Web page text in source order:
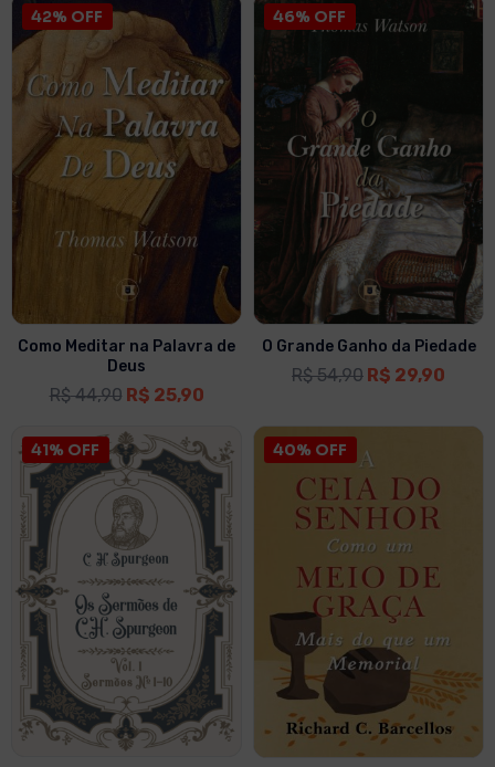
42% OFF
Como Meditar na Palavra de
Deus
R$44,90 R$ 25,90
46% OFF
O Grande Ganho da Piedade
R$54,90 R$ 29,90
41% OFF 40% OFF